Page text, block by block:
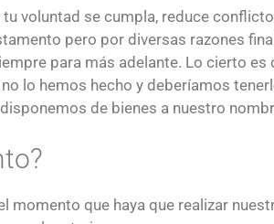
voluntad se cumpla, reduce
pero por diversas razones
para más adelante. Lo cierto
lo hemos hecho y deberíamos
de bienes a nuestro
momento que haya que realizar